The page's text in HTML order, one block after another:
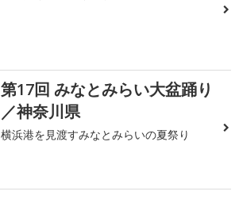
第17回 みなとみらい大盆踊り
／神奈川県
横浜港を見渡すみなとみらいの夏祭り